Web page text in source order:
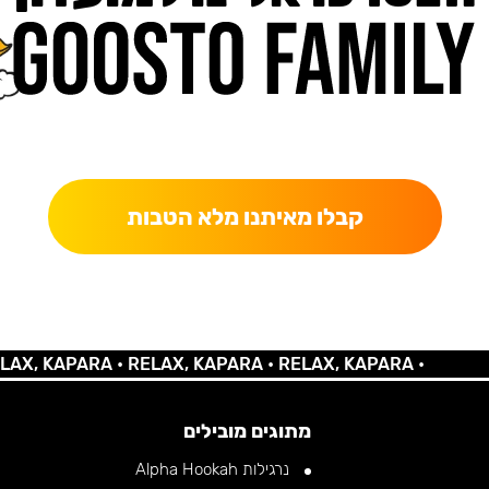
קבלו מאיתנו מלא הטבות
•RELAX, KAPARA •RELAX, KAPARA •
מתוגים מובילים
נרגילות Alpha Hookah